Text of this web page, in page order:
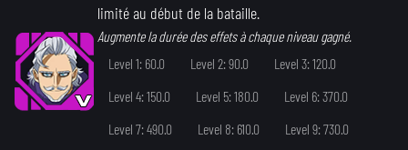
limité au début de la bataille.
Augmente la durée des effets à chaque niveau gagné.
Level 1: 60.0
Level 2: 90.0
Level 3: 120.0
Level 4: 150.0
Level 5: 180.0
Level 6: 370.0
Level 7: 490.0
Level 8: 610.0
Level 9: 730.0